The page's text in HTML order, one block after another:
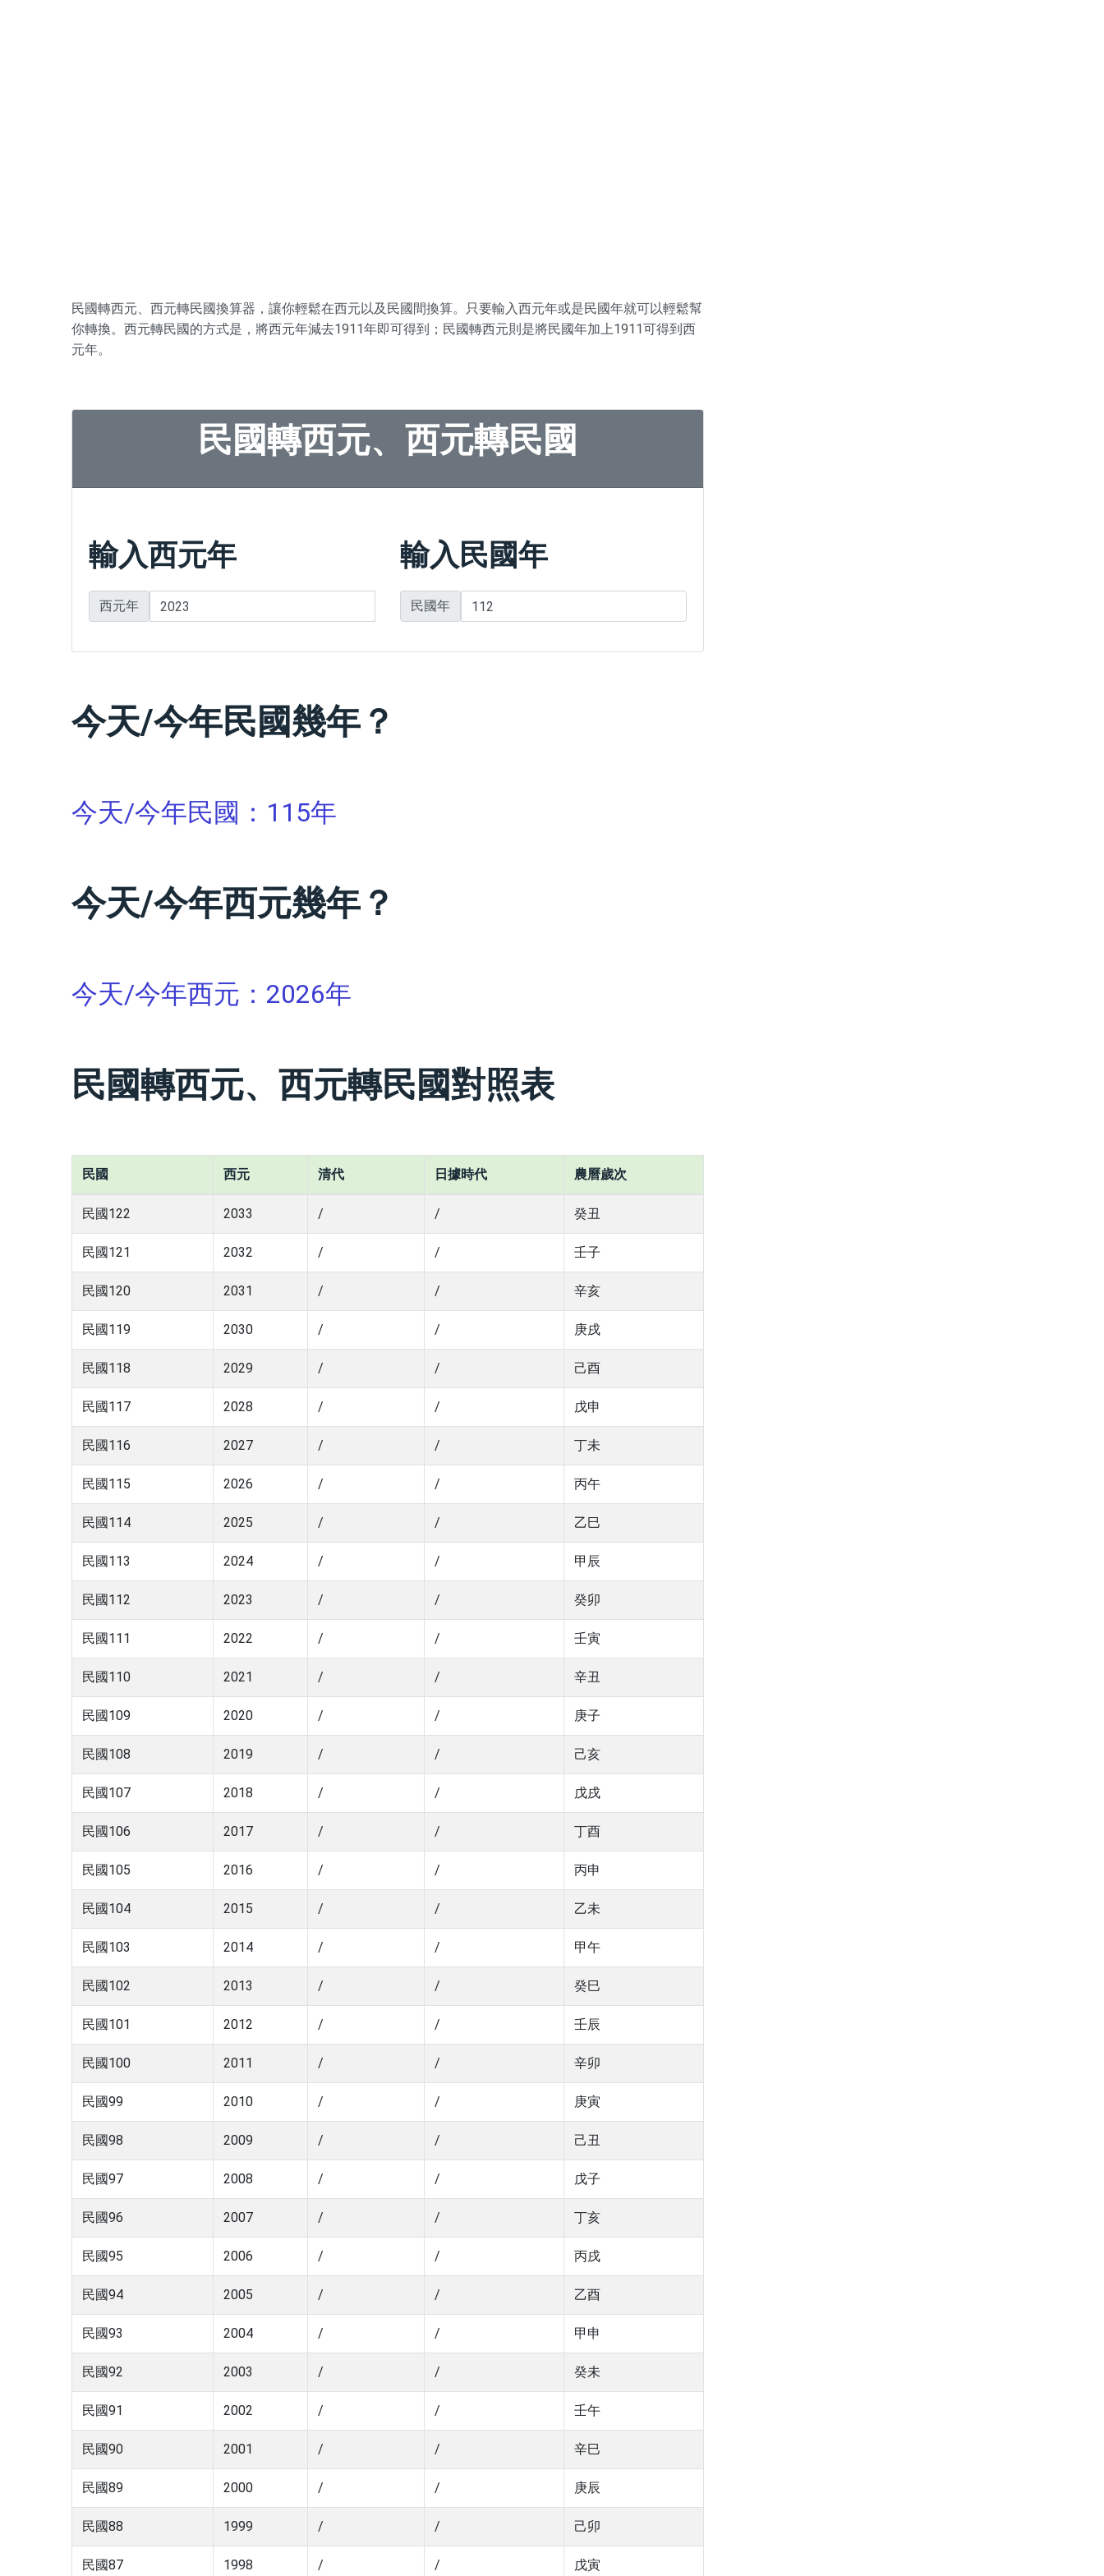
民國轉西元、西元轉民國換算器，讓你輕鬆在西元以及民國間換算。只要輸入西元年或是民國年就可以輕鬆幫
你轉換。西元轉民國的方式是，將西元年減去1911年即可得到；民國轉西元則是將民國年加上1911可得到西
元年。
民國轉西元、西元轉民國
輸入西元年
西元年
輸入民國年
民國年
今天/今年民國幾年？
今天/今年民國： 115年
今天/今年西元幾年？
今天/今年西元： 2026年
民國轉西元、西元轉民國對照表
民國 西元 清代 日據時代 農曆歲次
民國122 2033 / / 癸丑
民國121 2032 / / 壬子
民國120 2031 / / 辛亥
民國119 2030 / / 庚戌
民國118 2029 / / 己酉
民國117 2028 / / 戊申
民國116 2027 / / 丁未
民國115 2026 / / 丙午
民國114 2025 / / 乙巳
民國113 2024 / / 甲辰
民國112 2023 / / 癸卯
民國111 2022 / / 壬寅
民國110 2021 / / 辛丑
民國109 2020 / / 庚子
民國108 2019 / / 己亥
民國107 2018 / / 戊戌
民國106 2017 / / 丁酉
民國105 2016 / / 丙申
民國104 2015 / / 乙未
民國103 2014 / / 甲午
民國102 2013 / / 癸巳
民國101 2012 / / 壬辰
民國100 2011 / / 辛卯
民國99 2010 / / 庚寅
民國98 2009 / / 己丑
民國97 2008 / / 戊子
民國96 2007 / / 丁亥
民國95 2006 / / 丙戌
民國94 2005 / / 乙酉
民國93 2004 / / 甲申
民國92 2003 / / 癸未
民國91 2002 / / 壬午
民國90 2001 / / 辛巳
民國89 2000 / / 庚辰
民國88 1999 / / 己卯
民國87 1998 / / 戊寅